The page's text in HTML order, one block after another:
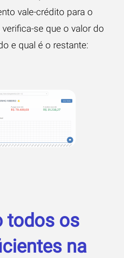
vale-crédito para o
se que o valor do
e qual é o restante:
todos os
na